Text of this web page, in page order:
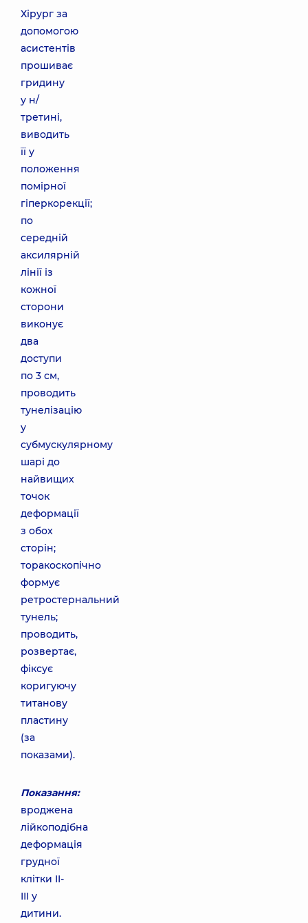
Хірург за
допомогою
асистентів
прошиває
гридину
у н/
третині,
виводить
її у
положення
помірної
гіперкорекції;
по
середній
аксилярній
лінії із
кожної
сторони
виконує
два
доступи
по 3 см,
проводить
тунелізацію
у
субмускулярному
шарі до
найвищих
точок
деформації
з обох
сторін;
торакоскопічно
формує
ретростернальний
тунель;
проводить,
розвертає,
фіксує
коригуючу
титанову
пластину
(за
показами).
Показання:
вроджена
лійкоподібна
деформація
грудної
клітки II-
III у
дитини.